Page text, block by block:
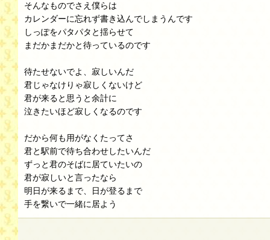
そんなものでさえ僕らは
カレンダーに忘れず書き込んでしまうんです
しっぽをパタパタと揺らせて
まだかまだかと待っているのです
待たせないでよ、寂しいんだ
君じゃなけりゃ寂しくないけど
君が来ると思うと余計に
泣きたいほど寂しくなるのです
だから何も用がなくたってさ
君と駅前で待ち合わせしたいんだ
ずっと君のそばに居ていたいの
君が寂しいと言ったなら
明日が来るまで、日が登るまで
手を繋いで一緒に居よう